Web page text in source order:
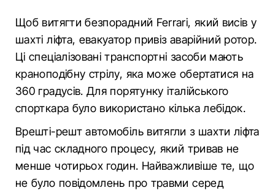
Щоб витягти безпорадний Ferrari, який висів у
шахті ліфта, евакуатор привіз аварійний ротор.
Ці спеціалізовані транспортні засоби мають
краноподібну стрілу, яка може обертатися на
360 градусів. Для порятунку італійського
спорткара було використано кілька лебідок.
Врешті-решт автомобіль витягли з шахти ліфта
під час складного процесу, який тривав не
менше чотирьох годин. Найважливіше те, що
не було повідомлень про травми серед